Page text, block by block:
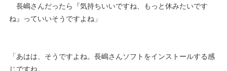
長嶋さんだったら『気持ちいいですね、もっと休みたいです
ね』っていいそうですよね」
「あはは、そうですよね。長嶋さんソフトをインストールする感
じですね。